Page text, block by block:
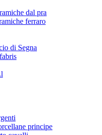
dal pra
ferraro
di Segna
principe